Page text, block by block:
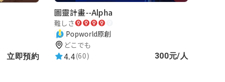
立即預約
圖靈計畫--Alpha
難しさ
Popworld原創
どこでも
4.4(60) 300元/人